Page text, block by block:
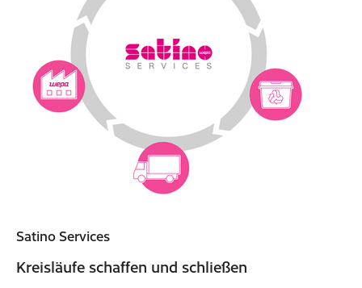
Satino Services
Kreisläufe schaffen und schließen